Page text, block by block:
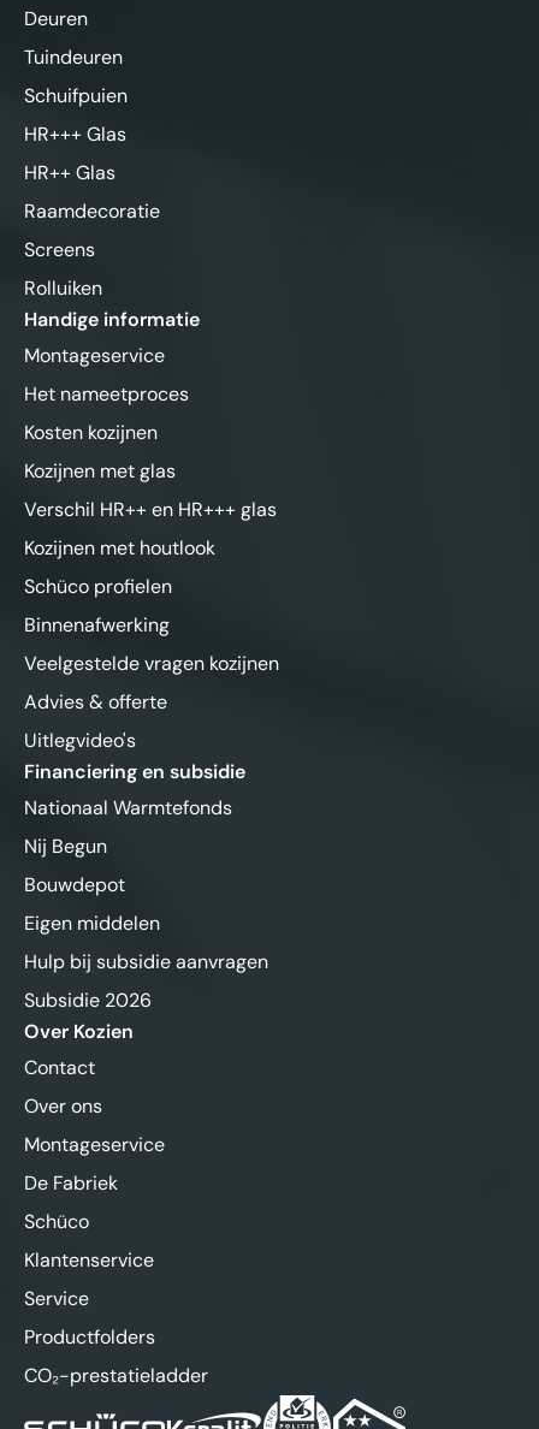
Deuren
Tuindeuren
Schuifpuien
HR+++ Glas
HR++ Glas
Raamdecoratie
Screens
Rolluiken
Handige informatie
Montageservice
Het nameetproces
Kosten kozijnen
Kozijnen met glas
Verschil HR++ en HR+++ glas
Kozijnen met houtlook
Schüco profielen
Binnenafwerking
Veelgestelde vragen kozijnen
Advies & offerte
Uitlegvideo's
Financiering en subsidie
Nationaal Warmtefonds
Nij Begun
Bouwdepot
Eigen middelen
Hulp bij subsidie aanvragen
Subsidie 2026
Over Kozien
Contact
Over ons
Montageservice
De Fabriek
Schüco
Klantenservice
Service
Productfolders
CO₂-prestatieladder